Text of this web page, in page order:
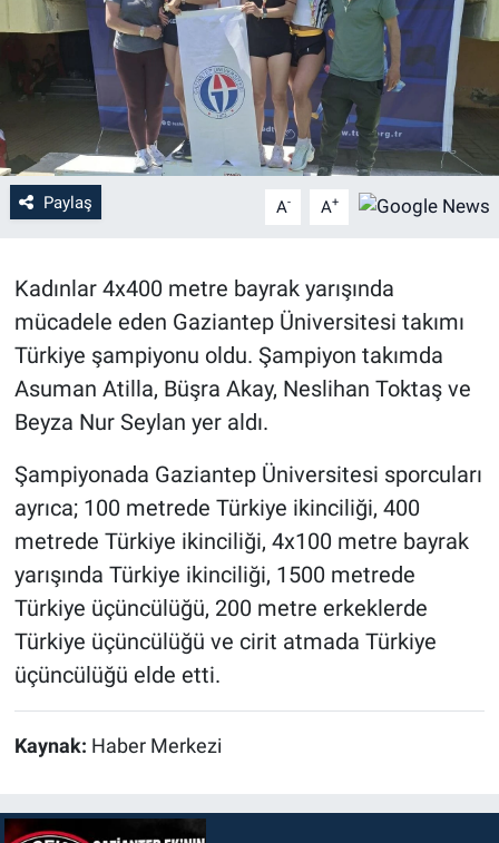
Paylaş A- A+
Kadınlar 4x400 metre bayrak yarışında
mücadele eden Gaziantep Üniversitesi takımı
Türkiye şampiyonu oldu. Şampiyon takımda
Asuman Atilla, Büşra Akay, Neslihan Toktaş ve
Beyza Nur Seylan yer aldı.
Şampiyonada Gaziantep Üniversitesi sporcuları
ayrıca; 100 metrede Türkiye ikinciliği, 400
metrede Türkiye ikinciliği, 4x100 metre bayrak
yarışında Türkiye ikinciliği, 1500 metrede
Türkiye üçüncülüğü, 200 metre erkeklerde
Türkiye üçüncülüğü ve cirit atmada Türkiye
üçüncülüğü elde etti.
Kaynak: Haber Merkezi